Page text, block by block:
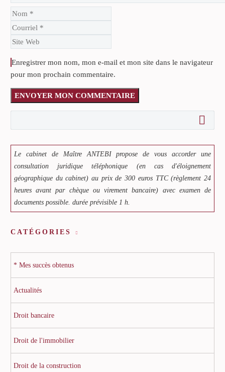
Enregistrer mon nom, mon e-mail et mon site dans le navigateur
pour mon prochain commentaire.
ENVOYER MON COMMENTAIRE
Le cabinet de Maître ANTEBI propose de vous accorder une
consultation juridique téléphonique (en cas d'éloignement
géographique du cabinet) au prix de 300 euros TTC (règlement 24
heures avant par chèque ou virement bancaire) avec examen de
documents possible. durée prévisible 1 h.
CATÉGORIES
* Mes succès obtenus
Actualités
Droit bancaire
Droit de l'immobilier
Droit de la construction